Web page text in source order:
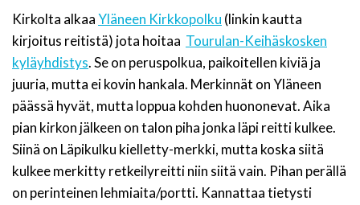
Kirkolta alkaaYläneen Kirkkopolku (linkin kautta
kirjoitus reitistä) jota hoitaa Tourulan-Keihäskosken
kyläyhdistys. Se on peruspolkua, paikoitellen kiviä ja
juuria, mutta ei kovin hankala. Merkinnät on Yläneen
päässä hyvät, mutta loppua kohden huononevat. Aika
pian kirkon jälkeen on talon piha jonka läpi reitti kulkee.
Siinä on Läpikulku kielletty-merkki, mutta koska siitä
kulkee merkitty retkeilyreitti niin siitä vain. Pihan perällä
on perinteinen lehmiaita/portti. Kannattaa tietysti